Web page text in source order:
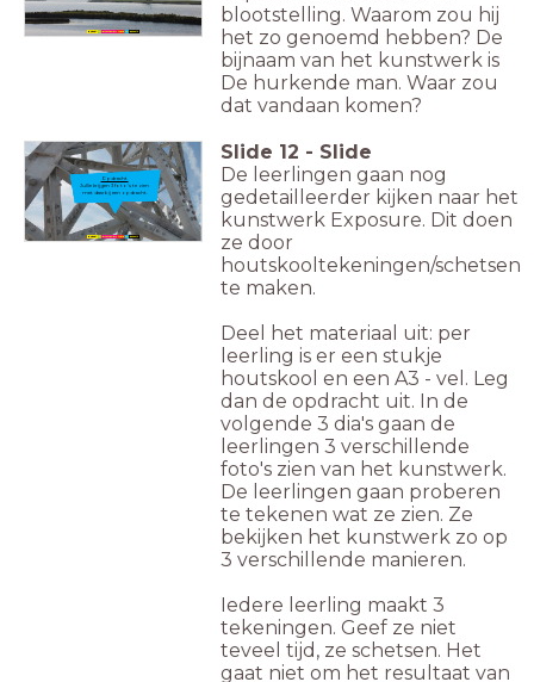
blootstelling. Waarom zou hij
het zo genoemd hebben? De
bijnaam van het kunstwerk is
De hurkende man. Waar zou
dat vandaan komen?
Opdracht
Jullie krijgen 3 foto's te zien
met daarbij een opdracht.
Slide 12 - Slide
De leerlingen gaan nog
gedetailleerder kijken naar het
kunstwerk Exposure. Dit doen
ze door
houtskooltekeningen/schetsen
te maken.
Deel het materiaal uit: per
leerling is er een stukje
houtskool en een A3 - vel. Leg
dan de opdracht uit. In de
volgende 3 dia's gaan de
leerlingen 3 verschillende
foto's zien van het kunstwerk.
De leerlingen gaan proberen
te tekenen wat ze zien. Ze
bekijken het kunstwerk zo op
3 verschillende manieren.
Iedere leerling maakt 3
tekeningen. Geef ze niet
teveel tijd, ze schetsen. Het
gaat niet om het resultaat van